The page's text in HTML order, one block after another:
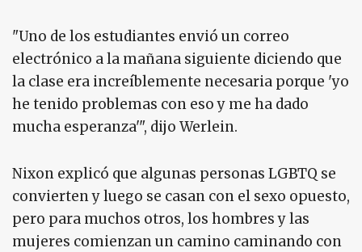
"Uno de los estudiantes envió un correo
electrónico a la mañana siguiente diciendo que
la clase era increíblemente necesaria porque 'yo
he tenido problemas con eso y me ha dado
mucha esperanza'", dijo Werlein.
Nixon explicó que algunas personas LGBTQ se
convierten y luego se casan con el sexo opuesto,
pero para muchos otros, los hombres y las
mujeres comienzan un camino caminando con